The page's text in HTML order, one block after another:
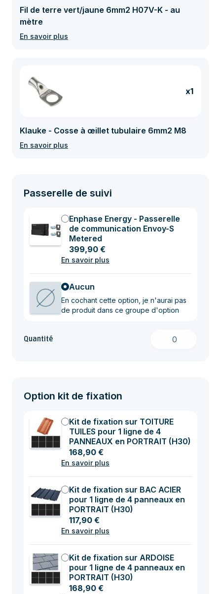
Fil de terre vert/jaune 6mm2 H07V-K - au
mètre
En savoir plus
x1
Klauke - Cosse à œillet tubulaire 6mm2 M8
En savoir plus
Passerelle de suivi
Enphase Energy - Passerelle
de communication Envoy-S
Metered
399,90 €
En savoir plus
Aucun
En cochant cette option, je n'aurai pas
de produit dans ce groupe d'option
Quantité
Option kit de fixation
Kit de fixation sur TOITURE
TUILES pour 1 ligne de 4
PANNEAUX en PORTRAIT (H30)
168,90 €
En savoir plus
Kit de fixation sur BAC ACIER
pour 1 ligne de 4 panneaux en
PORTRAIT (H30)
117,90 €
En savoir plus
Kit de fixation sur ARDOISE
pour 1 ligne de 4 panneaux en
PORTRAIT (H30)
168,90 €